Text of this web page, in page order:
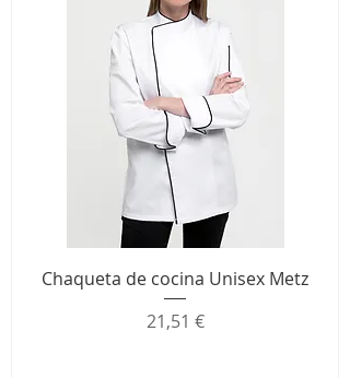
Chaqueta de cocina Unisex Metz
Precio
21,51 €